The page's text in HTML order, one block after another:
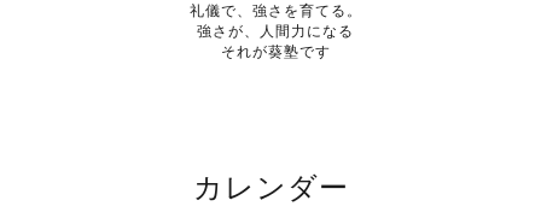
礼儀で、強さを育てる。
強さが、人間力になる
それが葵塾です
カレンダー